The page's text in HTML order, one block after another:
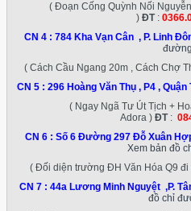
( Đoạn Cống Quỳnh Nối
) ĐT:
CN 4 : 784 Kha Vạn Cân , P. Linh
( Cách Cầu Ngang 20m , Cách Chợ
CN 5 : 296 Hoàng Văn Thụ , P4 , Quận
( Ngay Ngã Tư Út Tịch +
Adora ) ĐT:
CN 6 : Số 6 Đường 297 Đỗ Xuân
Xem bản đồ
( Đối diện trường ĐH Văn Hóa Q9 đi
CN 7 : 44a Lương Minh Nguyệt ,P.
đồ chỉ